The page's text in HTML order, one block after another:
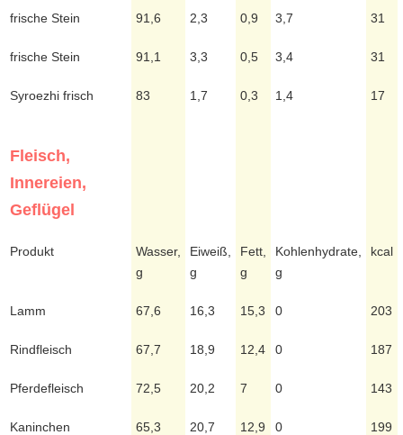
frische Stein 91,6 2,3 0,9 3,7 31
frische Stein 91,1 3,3 0,5 3,4 31
Syroezhi frisch 83 1,7 0,3 1,4 17
Fleisch,
Innereien,
Geflügel
Produkt
Wasser,
g
Eiweiß,
g
Fett,
g
Kohlenhydrate,
g
kcal
Lamm 67,6 16,3 15,3 0 203
Rindfleisch 67,7 18,9 12,4 0 187
Pferdefleisch 72,5 20,2 7 0 143
Kaninchen 65,3 20,7 12,9 0 199